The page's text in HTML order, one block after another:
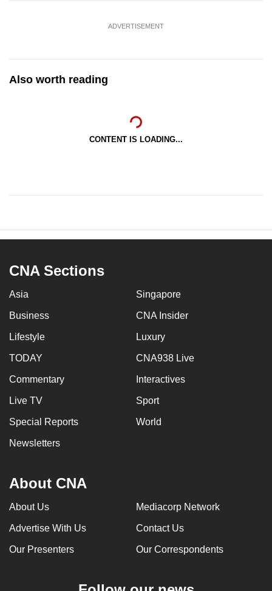
ADVERTISEMENT
Also worth reading
CONTENT IS LOADING...
CNA Sections
Asia Singapore
Business CNA Insider
Lifestyle Luxury
TODAY CNA938 Live
Commentary Interactives
Live TV Sport
Special Reports World
Newsletters
About CNA
About Us Mediacorp Network
Advertise With Us Contact Us
Our Presenters Our Correspondents